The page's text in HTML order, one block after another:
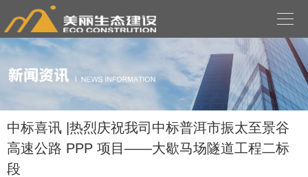

中标喜讯 |热烈庆祝我司中标普洱市振太至景谷
高速公路 PPP 项目——大歇马场隧道工程二标
段